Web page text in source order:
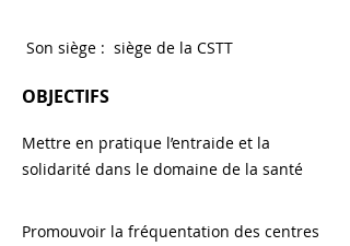
 Son siège : siège de la CSTT
OBJECTIFS
Mettre en pratique l’entraide et la
solidarité dans le domaine de la santé
Promouvoir la fréquentation des centres